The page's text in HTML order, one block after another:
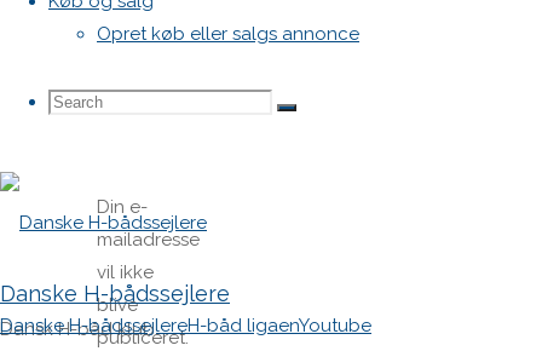
Opret køb eller salgs annonce
Search
Search
Search
Danske H-bådssejlere
Dansk H-båd klub
Danske H-bådssejlereH-båd ligaenYoutube
et
svar
Din e-
mailadresse
vil ikke
blive
publiceret.